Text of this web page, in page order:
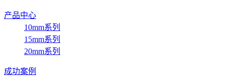
产品中心
10mm系列
15mm系列
20mm系列
成功案例